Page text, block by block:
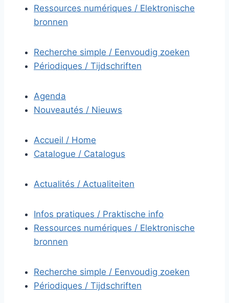
Ressources numériques / Elektronische
bronnen
Recherche simple / Eenvoudig zoeken
Périodiques / Tijdschriften
Agenda
Nouveautés / Nieuws
Accueil / Home
Catalogue / Catalogus
Actualités / Actualiteiten
Infos pratiques / Praktische info
Ressources numériques / Elektronische
bronnen
Recherche simple / Eenvoudig zoeken
Périodiques / Tijdschriften